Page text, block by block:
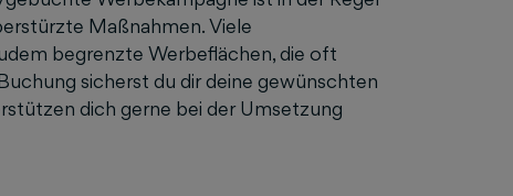
Maßnahmen. Viele
begrenzte Werbeflächen, die oft
sicherst du dir deine gewünschten
dich gerne bei der Umsetzung